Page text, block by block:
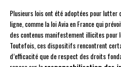
Plusieurs lois ont été adoptées pour lutter
ligne, comme la loi Avia en France qui
des contenus manifestement illicites pour
Toutefois, ces dispositifs rencontrent
d’efficacité que de respect des droits